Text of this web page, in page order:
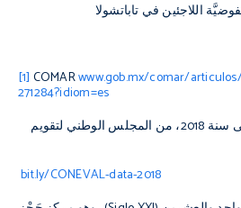
اللاجئين في تاباتشولا
[1] COMARwww.gob.mx/comar/
271284?idiom=es
أحدث المعطيات ترجع إلى سنة 2018، من المجلس الوطني لتقويم
bit.ly/CONEVAL-data-2018